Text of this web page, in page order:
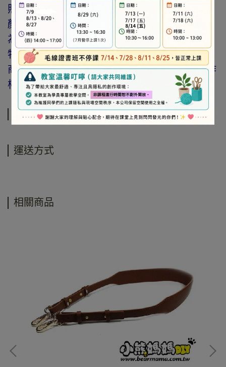
照片因拍攝光線與螢幕色差而有所差異，實際
顏色與網路呈現略有不同，將以實際出貨商品
為準。
特價品、客訂商品、毛線、緞帶、繩線、零碼
商品、工具、消耗性商品(如膠類…等)，與著作
權商品(如書籍…等)，恕不接受退換貨。
規格說明
運送方式
相關商品